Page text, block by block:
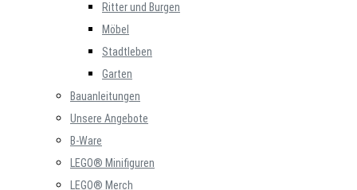
Ritter und Burgen
Möbel
Stadtleben
Garten
Bauanleitungen
Unsere Angebote
B-Ware
LEGO® Minifiguren
LEGO® Merch